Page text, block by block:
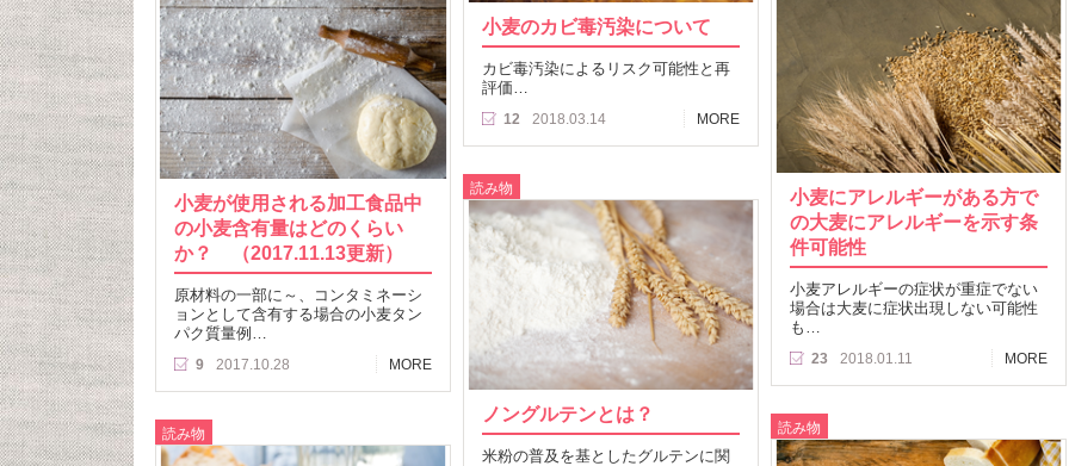
小麦のカビ毒汚染について
カビ毒汚染によるリスク可能性と再
評価…
12 2018.03.14 MORE
小麦にアレルギーがある方で
の大麦にアレルギーを示す条
件可能性
小麦アレルギーの症状が重症でない
場合は大麦に症状出現しない可能性
も…
23 2018.01.11 MORE
小麦が使用される加工食品中
の小麦含有量はどのくらい
か？ （2017.11.13更新）
原材料の一部に～、コンタミネーシ
ョンとして含有する場合の小麦タン
パク質量例…
9 2017.10.28 MORE
読み物
ノングルテンとは？
米粉の普及を基としたグルテンに関
読み物
読み物